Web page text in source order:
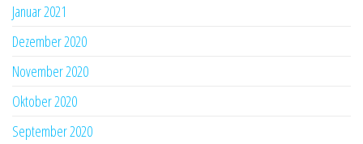
Januar 2021
Dezember 2020
November 2020
Oktober 2020
September 2020